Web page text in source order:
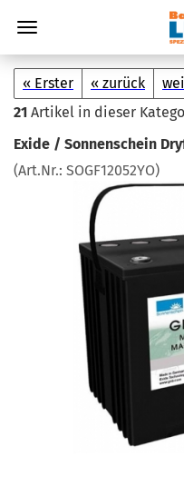
« Erster « zurück
21 Artikel in dieser
Exide / Son­nen­schein
(Art.Nr.: SOGF12052YO)